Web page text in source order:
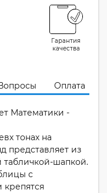
Гарантия
качества
Оплата
Математики -
тонах на
представляет из
табличкой-шапкой.
с